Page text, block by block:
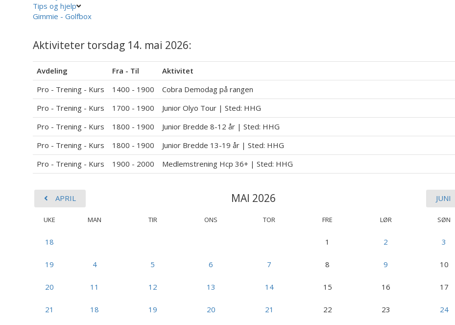
Tips og hjelp
Gimmie - Golfbox
Aktiviteter torsdag 14. mai 2026:
Avdeling Fra - Til
Aktivitet
Pro - Trening - Kurs
1400 - 1900
Cobra Demodag på rangen
Pro - Trening - Kurs
1700 - 1900
Junior Olyo Tour | Sted: HHG
Pro - Trening - Kurs
1800 - 1900
Junior Bredde 8-12 år | Sted: HHG
Pro - Trening - Kurs
1800 - 1900
Junior Bredde 13-19 år | Sted: HHG
Pro - Trening - Kurs
1900 - 2000 Medlemstrening Hcp 36+ | Sted: HHG
APRIL JUNI
MAI 2026
UKE MAN TIR ONS TOR FRE LØR SØN
18 1 2 3
19 4 5 6 7 8 9 10
20 11 12 13 14 15 16 17
21 18 19 20 21 22 23 24